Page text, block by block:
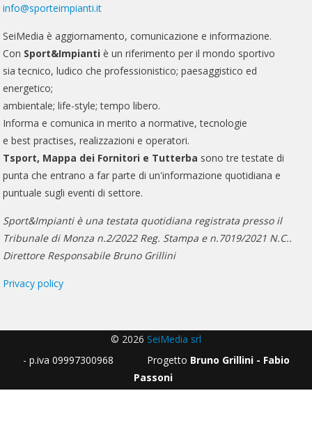
info@sporteimpianti.it
SeiMedia è aggiornamento, comunicazione e informazione.
Con Sport&Impianti è un riferimento per il mondo sportivo
sia tecnico, ludico che professionistico; paesaggistico ed
energetico;
ambientale; life-style; tempo libero.
Informa e comunica in merito a normative, tecnologie
e best practises, realizzazioni e operatori.
Tsport, Mappa dei Fornitori e Tutterba sono tre testate di
punta che entrano a far parte di un'informazione quotidiana e
puntuale sugli eventi di settore.
Sport&Impianti è una testata quotidiana registrata presso il
Tribunale di Monza n.2/2022 Reg. Stampa e n.7019/2021 N.C..
Direttore Responsabile Bruno Grillini
Privacy policy
© 2026 SeiMedia srl
- p.iva 09997300968 Progetto Bruno Grillini - Fabio
Passoni